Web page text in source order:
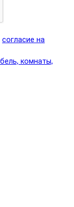
согласие на